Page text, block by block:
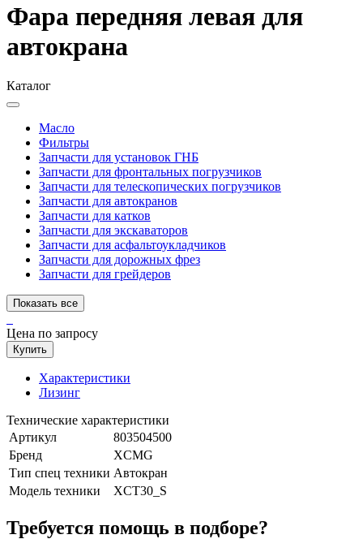
Фара передняя левая для
автокрана
Каталог
Масло
Фильтры
Запчасти для установок ГНБ
Запчасти для фронтальных погрузчиков
Запчасти для телескопических погрузчиков
Запчасти для автокранов
Запчасти для катков
Запчасти для экскаваторов
Запчасти для асфальтоукладчиков
Запчасти для дорожных фрез
Запчасти для грейдеров
Показать все
Цена по запросу
Купить
Характеристики
Лизинг
Технические характеристики
Артикул
803504500
Бренд
XCMG
Тип спец техники Автокран
Модель техники
XCT30_S
Требуется помощь в подборе?